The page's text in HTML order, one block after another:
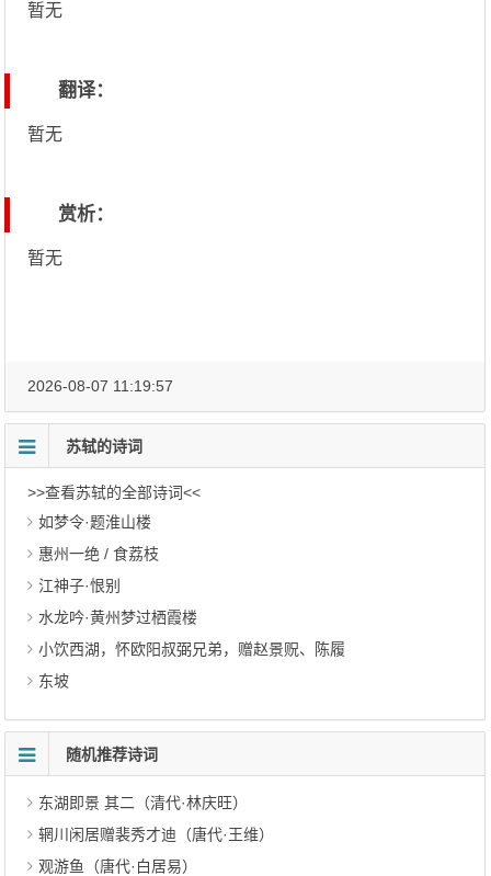
暂无
翻译：
暂无
赏析：
暂无
2026-08-07 11:19:57
苏轼的诗词
>>查看苏轼的全部诗词<<
如梦令·题淮山楼
惠州一绝 / 食荔枝
江神子·恨别
水龙吟·黄州梦过栖霞楼
小饮西湖，怀欧阳叔弼兄弟，赠赵景贶、陈履
东坡
随机推荐诗词
东湖即景 其二（清代·林庆旺）
辋川闲居赠裴秀才迪（唐代·王维）
观游鱼（唐代·白居易）